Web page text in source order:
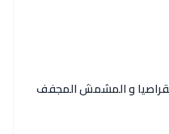
و المشمش المجفف